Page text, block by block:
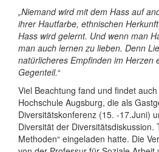
„Niemand wird mit dem Hass auf
ihrer Hautfarbe, ethnischen
Hass wird gelernt. Und wenn man
man auch lernen zu lieben. Denn
natürlicheres Empfinden im Herzen
Gegenteil.“
Viel Beachtung fand und findet
Hochschule Augsburg, die als
Diversitätskonferenz (15. -17.Juni)
Diversität der Diversitätsdiskussion.
Methoden“ eingeladen hatte. Die